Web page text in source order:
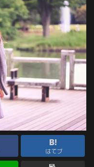
はてブ